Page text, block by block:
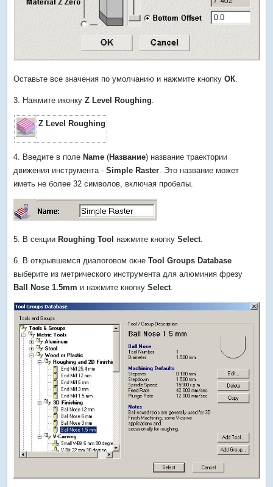
Оставьте все значения по умолчанию и нажмите кнопкуОК
3. Нажмите иконкуZ Level Roughing
Z LevelRoughing
4. Введите в поле Name (Название) название траектории
движения инструмента -Simple Raster . Это название может
иметь не более 32 символов, включая пробелы.
5. В секции Roughing Tool нажмите кнопкуSelect
6. В открывшемся диалоговом окнеTool Groups Database
выберите из метрического инструмента для алюминия фрезу
Ball Nose 1.5mm и нажмите кнопкуSelect